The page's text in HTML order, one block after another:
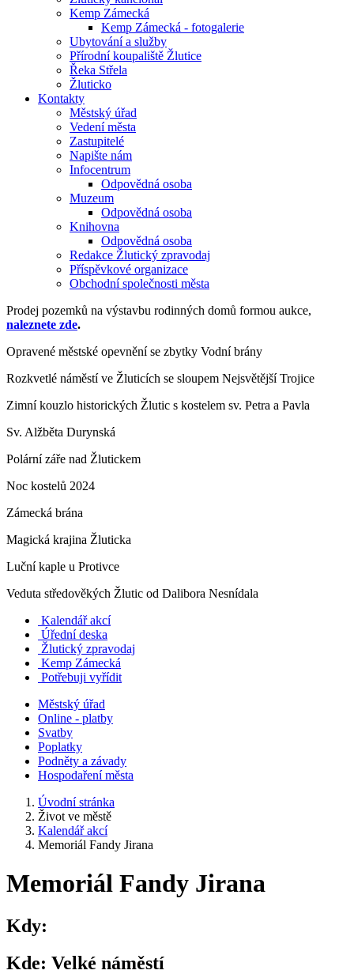
Kemp Zámecká
Kemp Zámecká - fotogalerie
Ubytování a služby
Přírodní koupaliště Žlutice
Řeka Střela
Žluticko
Kontakty
Městský úřad
Vedení města
Zastupitelé
Napište nám
Infocentrum
Odpovědná osoba
Muzeum
Odpovědná osoba
Knihovna
Odpovědná osoba
Redakce Žlutický zpravodaj
Příspěvkové organizace
Obchodní společnosti města
Prodej pozemků na výstavbu rodinných domů formou aukce,
naleznete zde.
Opravené městské opevnění se zbytky Vodní brány
Rozkvetlé náměstí ve Žluticích se sloupem Nejsvětější Trojice
Zimní kouzlo historických Žlutic s kostelem sv. Petra a Pavla
Sv. Alžběta Durynská
Polární záře nad Žlutickem
Noc kostelů 2024
Zámecká brána
Magická krajina Žluticka
Luční kaple u Protivce
Veduta středověkých Žlutic od Dalibora Nesnídala
Kalendář akcí
Úřední deska
Žlutický zpravodaj
Kemp Zámecká
Potřebuji vyřídit
Městský úřad
Online - platby
Svatby
Poplatky
Podněty a závady
Hospodaření města
Úvodní stránka
Život ve městě
Kalendář akcí
Memoriál Fandy Jirana
Memoriál Fandy Jirana
Kdy:
Kde: Velké náměstí